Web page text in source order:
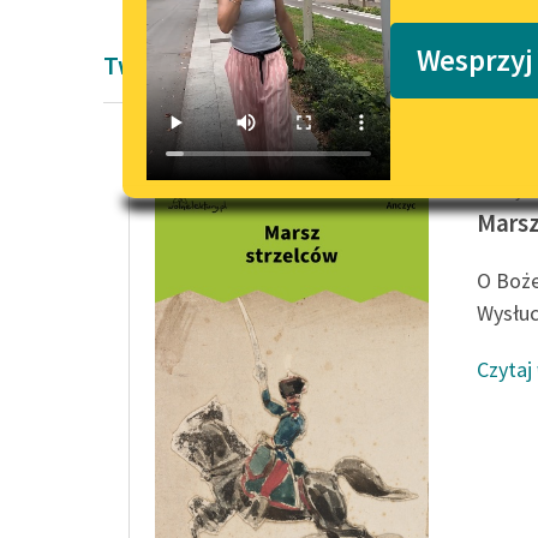
Twórczość Władysław Ludwik Anczyc
O
Czytaj